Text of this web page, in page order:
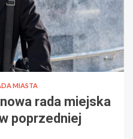
MIASTA
rada miejska
poprzedniej